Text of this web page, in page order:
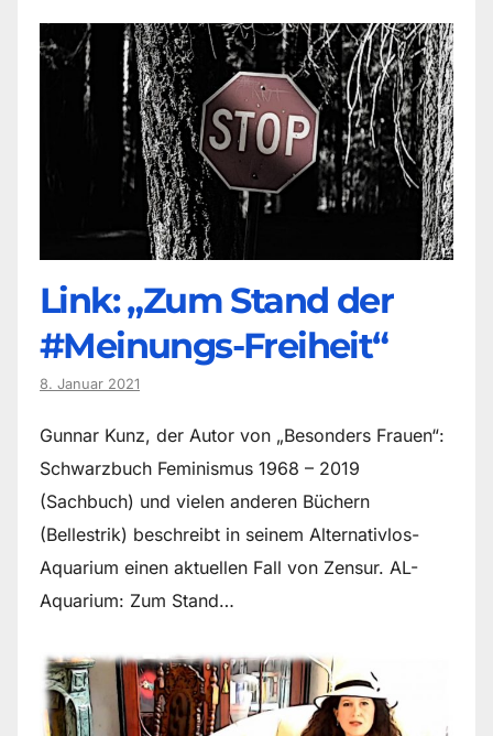
Link: „Zum Stand der
#Meinungs-Freiheit“
8. Januar 2021
Gunnar Kunz, der Autor von „Besonders Frauen“:
Schwarzbuch Feminismus 1968 – 2019
(Sachbuch) und vielen anderen Büchern
(Bellestrik) beschreibt in seinem Alternativlos-
Aquarium einen aktuellen Fall von Zensur. AL-
Aquarium: Zum Stand…